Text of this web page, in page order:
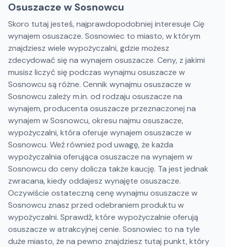
Osuszacze w Sosnowcu
Skoro tutaj jesteś, najprawdopodobniej interesuje Cię
wynajem osuszacze. Sosnowiec to miasto, w którym
znajdziesz wiele wypożyczalni, gdzie możesz
zdecydować się na wynajem osuszacze. Ceny, z jakimi
musisz liczyć się podczas wynajmu osuszacze w
Sosnowcu są różne. Cennik wynajmu osuszacze w
Sosnowcu zależy m.in. od rodzaju osuszacze na
wynajem, producenta osuszacze przeznaczonej na
wynajem w Sosnowcu, okresu najmu osuszacze,
wypożyczalni, która oferuje wynajem osuszacze w
Sosnowcu. Weź również pod uwagę, że każda
wypożyczalnia oferująca osuszacze na wynajem w
Sosnowcu do ceny dolicza także kaucję. Ta jest jednak
zwracana, kiedy oddajesz wynajęte osuszacze.
Oczywiście ostateczną cenę wynajmu osuszacze w
Sosnowcu znasz przed odebraniem produktu w
wypożyczalni. Sprawdź, które wypożyczalnie oferują
osuszacze w atrakcyjnej cenie. Sosnowiec to na tyle
duże miasto, że na pewno znajdziesz tutaj punkt, który